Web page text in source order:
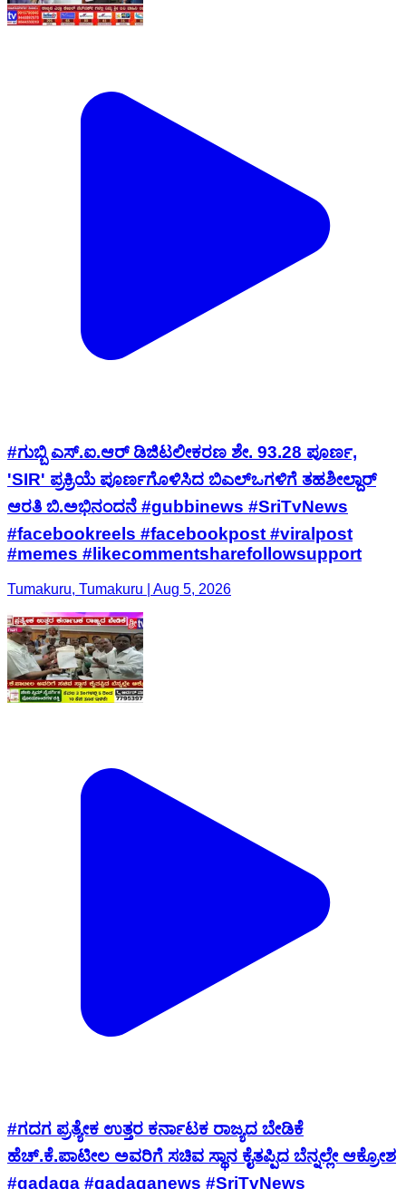
#ಗುಬ್ಬಿ ಎಸ್.ಐ.ಆರ್ ಡಿಜಿಟಲೀಕರಣ ಶೇ. 93.28 ಪೂರ್ಣ,
'SIR' ಪ್ರಕ್ರಿಯೆ ಪೂರ್ಣಗೊಳಿಸಿದ ಬಿಎಲ್‌ಒಗಳಿಗೆ ತಹಶೀಲ್ದಾರ್
ಆರತಿ ಬಿ.ಅಭಿನಂದನೆ #gubbinews #SriTvNews
#facebookreels #facebookpost #viralpost
#memes #likecommentsharefollowsupport
Tumakuru, Tumakuru | Aug 5, 2026
#ಗದಗ ಪ್ರತ್ಯೇಕ ಉತ್ತರ ಕರ್ನಾಟಕ ರಾಜ್ಯದ ಬೇಡಿಕೆ
ಹೆಚ್.ಕೆ.ಪಾಟೀಲ ಅವರಿಗೆ ಸಚಿವ ಸ್ಥಾನ ಕೈತಪ್ಪಿದ ಬೆನ್ನಲ್ಲೇ ಆಕ್ರೋಶ
#gadaga #gadaganews #SriTvNews